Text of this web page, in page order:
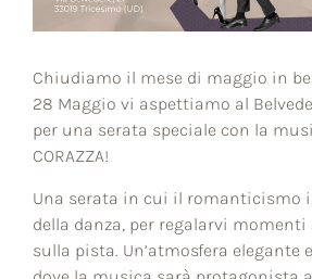
Chiudiamo il mese di maggio in
28 Maggio vi aspettiamo al
per una serata speciale con la
CORAZZA!
Una serata in cui il romanticismo
della danza, per regalarvi
sulla pista. Un’atmosfera elegante